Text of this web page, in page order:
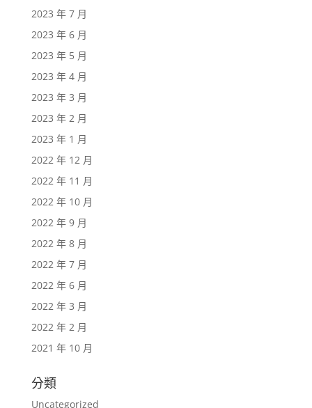
2023 年 7 月
2023 年 6 月
2023 年 5 月
2023 年 4 月
2023 年 3 月
2023 年 2 月
2023 年 1 月
2022 年 12 月
2022 年 11 月
2022 年 10 月
2022 年 9 月
2022 年 8 月
2022 年 7 月
2022 年 6 月
2022 年 3 月
2022 年 2 月
2021 年 10 月
分類
Uncategorized